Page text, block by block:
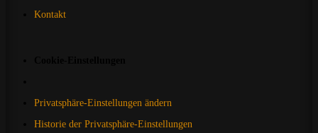
Kontakt
Privatsphäre-Einstellungen ändern
Historie der Privatsphäre-Einstellungen